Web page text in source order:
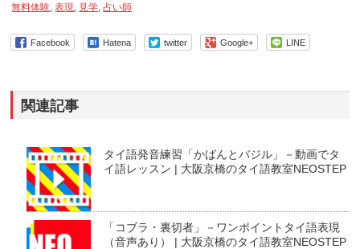
無料体験 ,表現 見学 ,占い師
Facebook Hatena twitter Google+ LINE
関連記事
タイ語発音練習「かばんとバジル」－動画でタ
イ語レッスン | 大阪京橋のタイ語教室NEOSTEP
「コブラ・裏切者」－ワンポイントタイ語表現
（音声あり） | 大阪京橋のタイ語教室NEOSTEP